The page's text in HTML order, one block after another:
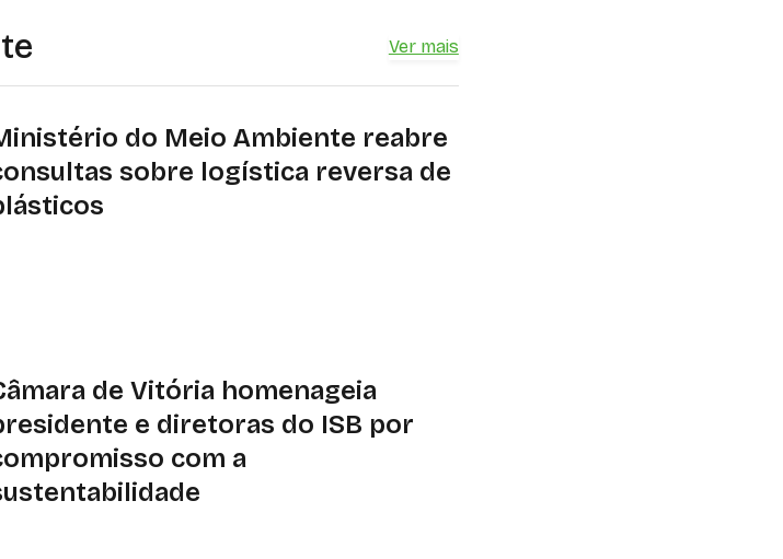
Ver mais
do Meio Ambiente reabre
sobre logística reversa de
de Vitória homenageia
e diretoras do ISB por
com a